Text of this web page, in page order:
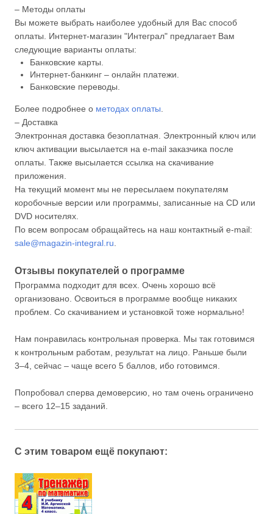
– Методы оплаты
Вы можете выбрать наиболее удобный для Вас способ
оплаты. Интернет-магазин "Интеграл" предлагает Вам
следующие варианты оплаты:
Банковские карты.
Интернет-банкинг – онлайн платежи.
Банковские переводы.
Более подробнее о методах оплаты
– Доставка
Электронная доставка безоплатная. Электронный ключ или
ключ активации высылается на e-mail заказчика после
оплаты. Также высылается ссылка на скачивание
приложения.
На текущий момент мы не пересылаем покупателям
коробочные версии или программы, записанные на CD или
DVD носителях.
По всем вопросам обращайтесь на наш контактный e-mail:
sale@magazin-integral.ru
Отзывы покупателей о программе
Программа подходит для всех. Очень хорошо всё
организовано. Освоиться в программе вообще никаких
проблем. Со скачиванием и установкой тоже нормально!
Нам понравилась контрольная проверка. Мы так готовимся
к контрольным работам, результат на лицо. Раньше были
3–4, сейчас – чаще всего 5 баллов, ибо готовимся.
Попробовал сперва демоверсию, но там очень ограничено
– всего 12–15 заданий.
С этим товаром ещё покупают: